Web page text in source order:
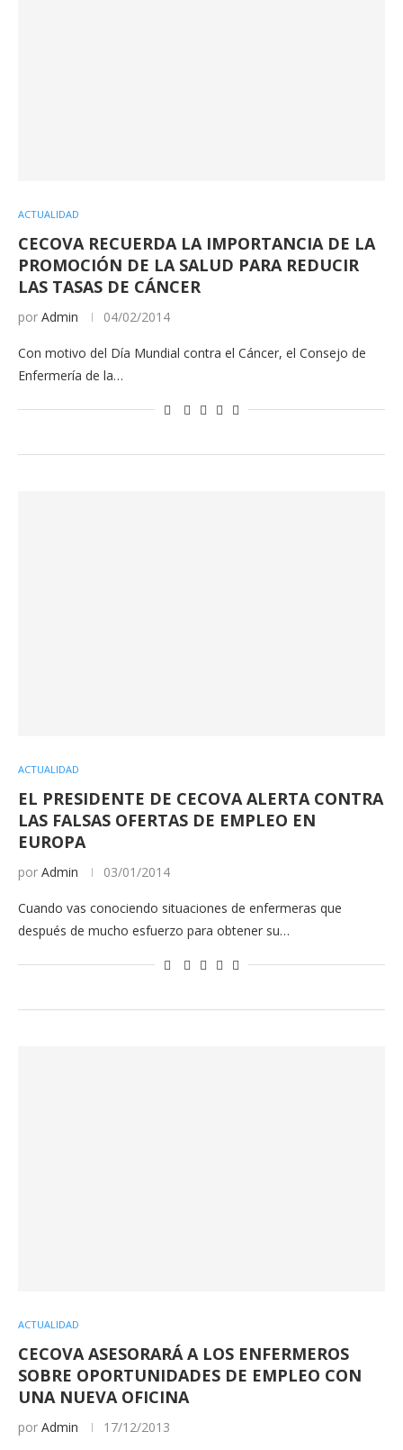
ACTUALIDAD
CECOVA RECUERDA LA IMPORTANCIA DE LA
PROMOCIÓN DE LA SALUD PARA REDUCIR
LAS TASAS DE CÁNCER
por Admin 04/02/2014
Con motivo del Día Mundial contra el Cáncer, el Consejo de
Enfermería de la…
ACTUALIDAD
EL PRESIDENTE DE CECOVA ALERTA CONTRA
LAS FALSAS OFERTAS DE EMPLEO EN
EUROPA
por Admin 03/01/2014
Cuando vas conociendo situaciones de enfermeras que
después de mucho esfuerzo para obtener su…
ACTUALIDAD
CECOVA ASESORARÁ A LOS ENFERMEROS
SOBRE OPORTUNIDADES DE EMPLEO CON
UNA NUEVA OFICINA
por Admin 17/12/2013